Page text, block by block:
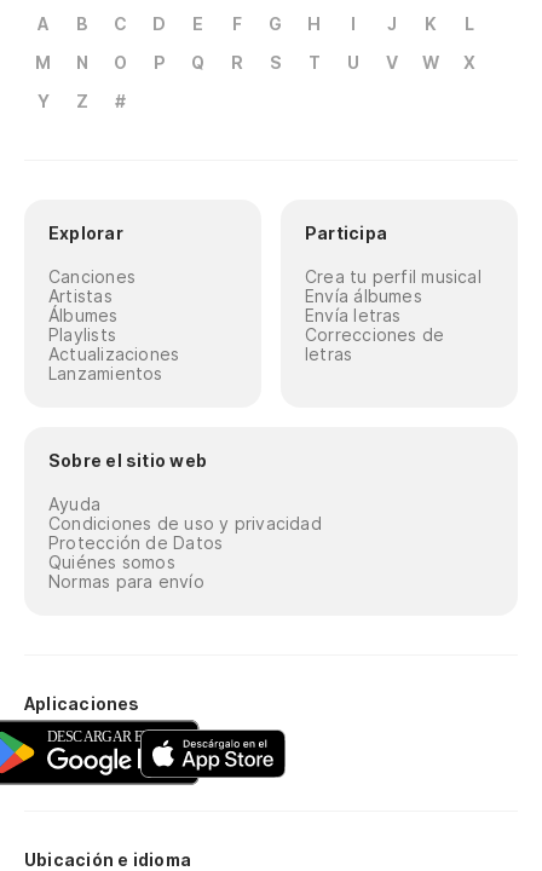
A B C D E F G H I J K
L
M
N O P Q R S T U V W
X
Y
Z #
Explorar
Canciones
Artistas
Álbumes
Playlists
Actualizaciones
Lanzamientos
Participa
Crea tu perfil musical
Envía álbumes
Envía letras
Correcciones de
letras
Sobre el sitio web
Ayuda
Condiciones de uso y privacidad
Protección de Datos
Quiénes somos
Normas para envío
Aplicaciones
Ubicación e idioma